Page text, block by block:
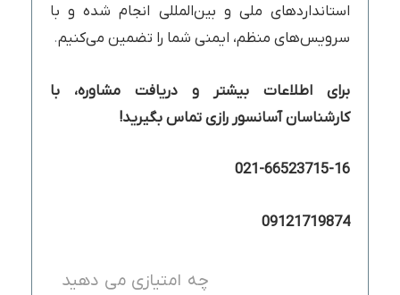
استانداردهای ملی و بین‌المللی انجام شده و با
سرویس‌های منظم، ایمنی شما را تضمین می‌کنیم.
برای اطلاعات بیشتر و دریافت مشاوره، با
کارشناسان آسانسور رازی تماس بگیرید!
021-66523715-16
09121719874
چه امتیازی می دهید